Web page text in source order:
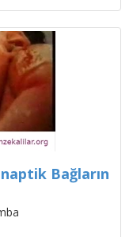
Bağların